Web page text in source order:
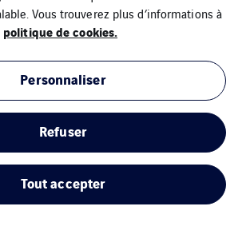
Vous trouverez plus d’informations à
politique de cookies.
Personnaliser
Refuser
Tout accepter